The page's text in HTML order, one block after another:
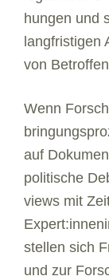
hun­gen und
lang­fris­ti­gen
von
Wenn
auf
poli­ti­sche
views mit
stel­len sich
und zur